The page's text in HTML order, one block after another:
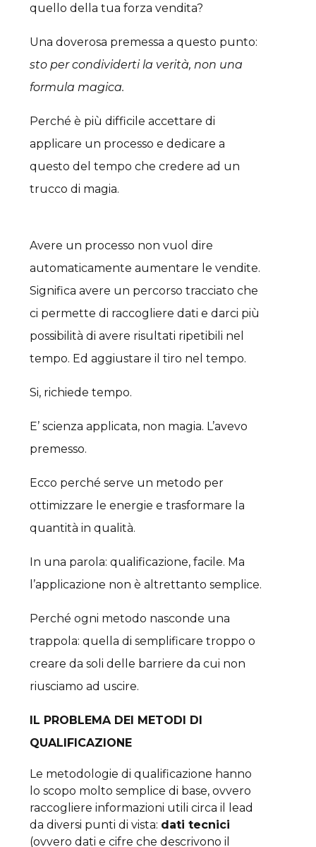
quello della tua forza vendita?
Una doverosa premessa a questo punto:
sto per condividerti la verità, non una
formula magica.
Perché è più difficile accettare di
applicare un processo e dedicare a
questo del tempo che credere ad un
trucco di magia.
Avere un processo non vuol dire
automaticamente aumentare le vendite.
Significa avere un percorso tracciato che
ci permette di raccogliere dati e darci più
possibilità di avere risultati ripetibili nel
tempo. Ed aggiustare il tiro nel tempo.
Si, richiede tempo.
E’ scienza applicata, non magia. L’avevo
premesso.
Ecco perché serve un metodo per
ottimizzare le energie e trasformare la
quantità in qualità.
In una parola: qualificazione, facile. Ma
l’applicazione non è altrettanto semplice.
Perché ogni metodo nasconde una
trappola: quella di semplificare troppo o
creare da soli delle barriere da cui non
riusciamo ad uscire.
IL PROBLEMA DEI METODI DI
QUALIFICAZIONE
Le metodologie di qualificazione hanno
lo scopo molto semplice di base, ovvero
raccogliere informazioni utili circa il lead
da diversi punti di vista: dati tecnici
(ovvero dati e cifre che descrivono il